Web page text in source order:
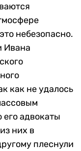
небезопасно.
Ивана
как не удалось
его адвокаты
них в
плеснули